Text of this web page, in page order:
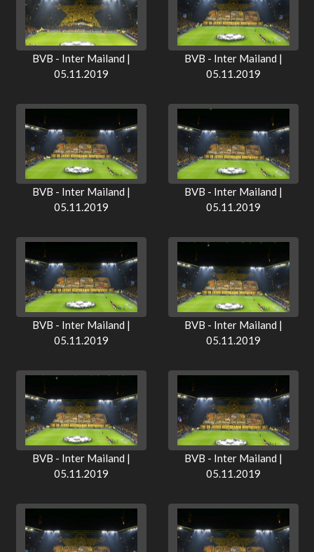
BVB - Inter Mailand |
05.11.2019
BVB - Inter Mailand |
05.11.2019
BVB - Inter Mailand |
05.11.2019
BVB - Inter Mailand |
05.11.2019
BVB - Inter Mailand |
05.11.2019
BVB - Inter Mailand |
05.11.2019
BVB - Inter Mailand |
05.11.2019
BVB - Inter Mailand |
05.11.2019